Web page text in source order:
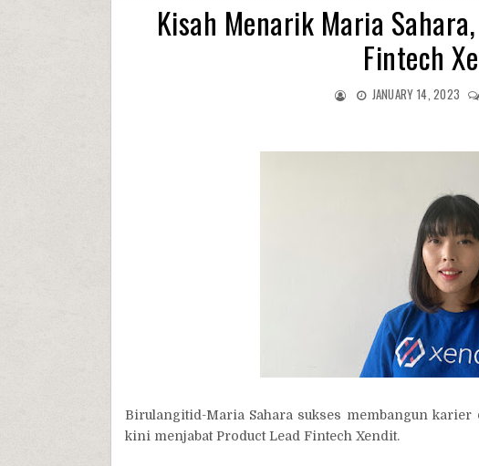
Kisah Menarik Maria
Fintech
JANUARY 14, 2023
Birulangitid-Maria Sahara sukses membangun
kini menjabat Product Lead Fintech Xendit.